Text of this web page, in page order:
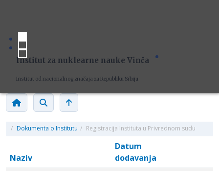
Institut za nuklearne nauke Vinča
Institut od nacionalnog značaja za Republiku Srbiju
/ Dokumenta o Institutu / Registracija Instituta u Privrednom sudu
Naziv
Datum
dodavanja